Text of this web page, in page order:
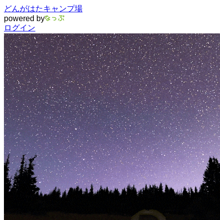
どんがはたキャンプ場
powered by
ログイン